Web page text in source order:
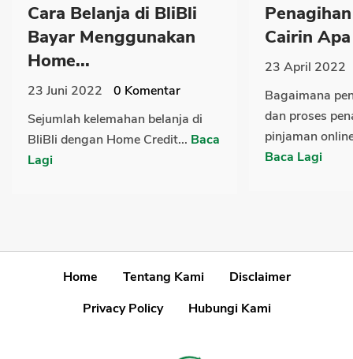
Cara Belanja di BliBli
Bayar Menggunakan
Home...
23 Juni 2022 0 Komentar
Sejumlah kelemahan belanja di
BliBli dengan Home Credit... Baca
Lagi
Cairin
23 April 2022
Bagaimana
dan proses
pinjaman
Baca Lagi
Home Tentang Kami
Disclaimer
Privacy Policy
Hubungi Kami